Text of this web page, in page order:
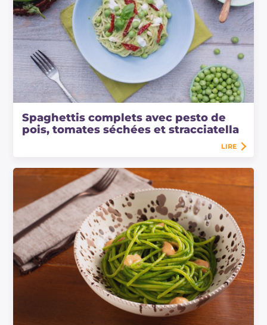
Spaghettis complets avec pesto de
pois, tomates séchées et stracciatella
LIRE